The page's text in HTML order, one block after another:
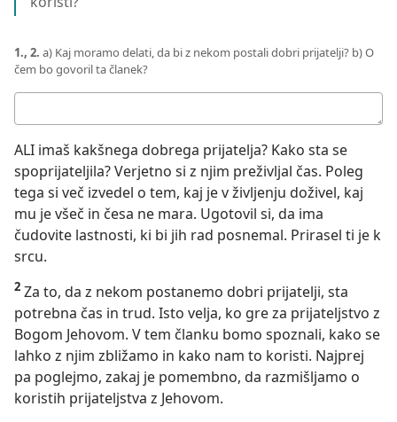
1., 2. a) Kaj moramo delati, da bi z nekom postali dobri prijatelji? b) O
čem bo govoril ta članek?
odgovor:
ALI imaš kakšnega dobrega prijatelja? Kako sta se
spoprijateljila? Verjetno si z njim preživljal čas. Poleg
tega si več izvedel o tem, kaj je v življenju doživel, kaj
mu je všeč in česa ne mara. Ugotovil si, da ima
čudovite lastnosti, ki bi jih rad posnemal. Prirasel ti je k
srcu.
2 Za to, da z nekom postanemo dobri prijatelji, sta
potrebna čas in trud. Isto velja, ko gre za prijateljstvo z
Bogom Jehovom. V tem članku bomo spoznali, kako se
lahko z njim zbližamo in kako nam to koristi. Najprej
pa poglejmo, zakaj je pomembno, da razmišljamo o
koristih prijateljstva z Jehovom.